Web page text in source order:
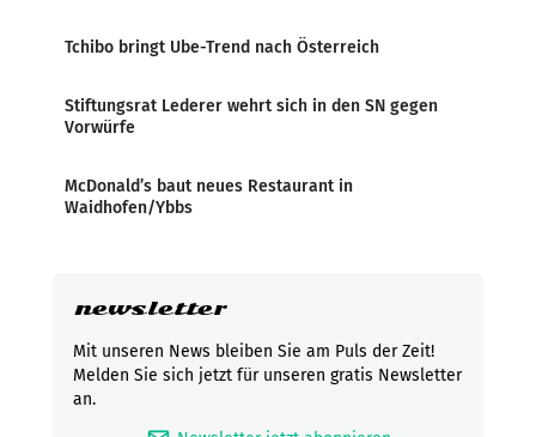
Tchibo bringt Ube-Trend nach Österreich
Stiftungsrat Lederer wehrt sich in den SN gegen
Vorwürfe
McDonald’s baut neues Restaurant in
Waidhofen/Ybbs
newsletter
Mit unseren News bleiben Sie am Puls der Zeit!
Melden Sie sich jetzt für unseren gratis Newsletter
an.